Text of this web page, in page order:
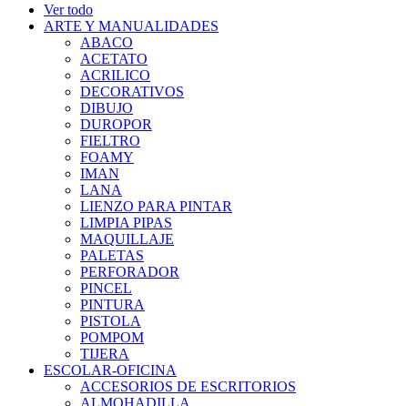
Ver todo
ARTE Y MANUALIDADES
ABACO
ACETATO
ACRILICO
DECORATIVOS
DIBUJO
DUROPOR
FIELTRO
FOAMY
IMAN
LANA
LIENZO PARA PINTAR
LIMPIA PIPAS
MAQUILLAJE
PALETAS
PERFORADOR
PINCEL
PINTURA
PISTOLA
POMPOM
TIJERA
ESCOLAR-OFICINA
ACCESORIOS DE ESCRITORIOS
ALMOHADILLA